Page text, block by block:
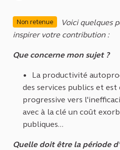
Non retenue
Voici quelques
inspirer votre contribution :
Que concerne mon sujet ?
La productivité
des services publics et
progressive vers
avec à la clé un coût
publiques...
Quelle doit être la période